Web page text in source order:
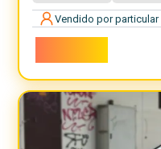
Vendido por particular